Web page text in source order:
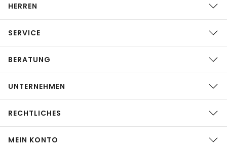
HERREN
SERVICE
BERATUNG
UNTERNEHMEN
RECHTLICHES
MEIN KONTO